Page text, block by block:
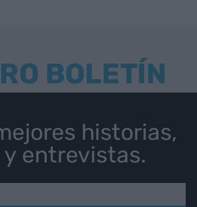
BOLETÍN
historias,
entrevistas.